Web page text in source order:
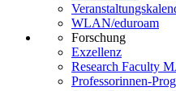
WLAN/eduroam
Forschung
Exzellenz
Research Faculty
Professorinnen-